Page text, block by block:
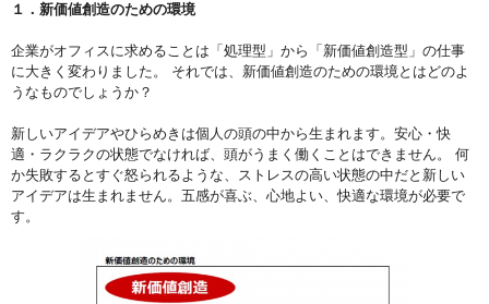
１．新価値創造のための環境
企業がオフィスに求めることは「処理型」から「新価値創造型」の仕事
に大きく変わりました。 それでは、新価値創造のための環境とはどのよ
うなものでしょうか？
新しいアイデアやひらめきは個人の頭の中から生まれます。安心・快
適・ラクラクの状態でなければ、頭がうまく働くことはできません。 何
か失敗するとすぐ怒られるような、ストレスの高い状態の中だと新しい
アイデアは生まれません。五感が喜ぶ、心地よい、快適な環境が必要で
す。